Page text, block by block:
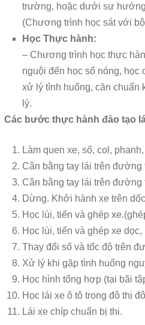
trường, hoặc dưới sự hướng
(Chương trình học sát với
Học Thực hành:
– Chương trình học thực
nguội đến học số nóng,
xử lý tình huống, căn chuẩn
lý.
Các bước thực hành đào tạo
Làm quen xe, số, col,
Cân bằng tay lái trên đường
Cân bằng tay lái trên đường
Dừng. Khởi hành xe trên
Học lùi, tiến và ghép
Học lùi, tiến và ghép xe
Thay đổi số và tốc độ trên
Xử lý khi gặp tình huống
Học hình tổng hợp (tại bãi
Học lái xe ô tô trong đô thị
Lái xe chíp chuẩn bị thi.